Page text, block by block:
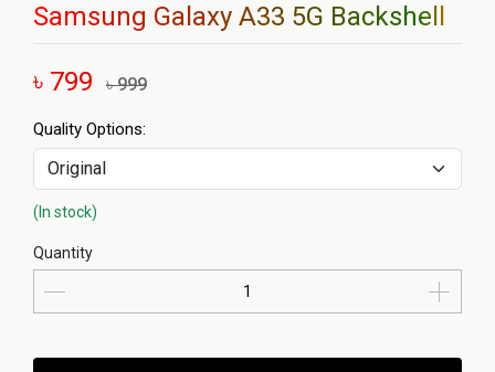
Samsung Galaxy A33 5G Backshell
৳ 799 ৳ 999
Quality Options:
(In stock)
Quantity